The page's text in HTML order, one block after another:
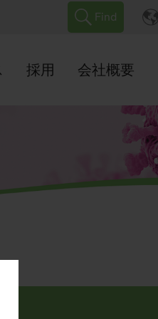
Find
採用 会社概要